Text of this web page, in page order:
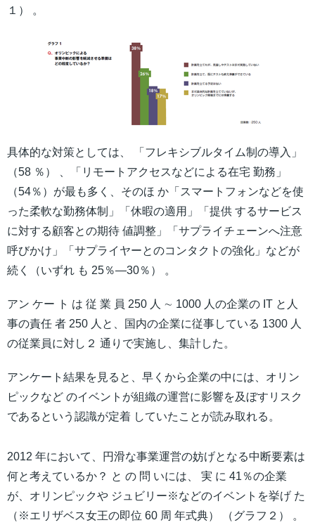
１） 。
具体的な対策としては、 「フレキシブルタイム制の導入」
（58 ％） 、「リモートアクセスなどによる在宅 勤務」
（54％）が最も多く、そのほ か「スマートフォンなどを使
った柔軟な勤務体制」「休暇の適用」「提供 するサービス
に対する顧客との期待 値調整」「サプライチェーンへ注意
呼びかけ」「サプライヤーとのコンタクトの強化」などが
続く（いずれ も 25％―30％） 。
アン ケー ト は 従 業 員 250 人 ∼ 1000 人の企業の IT と人
事の責任 者 250 人と、国内の企業に従事している 1300 人
の従業員に対し２ 通りで実施し、集計した。
アンケート結果を見ると、早くから企業の中には、オリン
ピックなど のイベントが組織の運営に影響を及ぼすリスク
であるという認識が定着 していたことが読み取れる。
2012 年において、円滑な事業運営の妨げとなる中断要素は
何と考えているか？ と の 問 いには、 実 に 41％の企業
が、オリンピックや ジュビリー※などのイベントを挙げ た
（※エリザベス女王の即位 60 周 年式典） （グラフ２） 。